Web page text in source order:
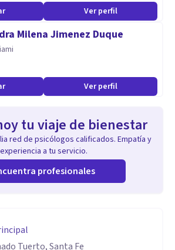
Ver perfil
Milena Jimenez Duque
Ver perfil
tu viaje de bienestar
red de psicólogos calificados. Empatía y
experiencia a tu servicio.
profesionales
Tuerto, Santa Fe